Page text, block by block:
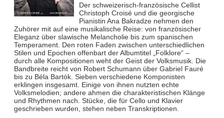
Der schweizerisch-französische Cellist
Christoph Croisé und die georgische
Pianistin Ana Bakradze nehmen den
Zuhörer mit auf eine musikalische Reise: von französischer
Eleganz über slawische Melancholie bis zum spanischen
Temperament. Den roten Faden zwischen unterschiedlichen
Stilen und Epochen offenbart der Albumtitel „Folklore“ –
durch alle Kompositionen weht der Geist der Volksmusik. Die
Bandbreite reicht von Robert Schumann über Gabriel Fauré
bis zu Béla Bartók. Sieben verschiedene Komponisten
erklingen insgesamt. Einige von ihnen nutzten echte
Volksmelodien; andere ahmen die charakteristischen Klänge
und Rhythmen nach. Stücke, die für Cello und Klavier
geschrieben wurden, stehen neben Transkriptionen.